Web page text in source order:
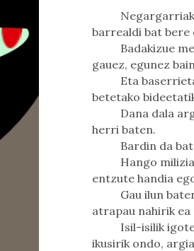
barrealdi bat bere
Badakizue
gauez, egunez
Eta
betetako
Dana dala
herri baten.
Bardin da
Hango
entzute handia
Gau ilun
atrapau nahirik
Isil-isilik
ikusirik ondo,